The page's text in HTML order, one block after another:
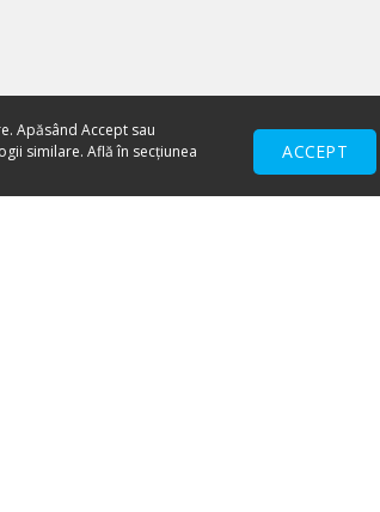
Apăsând Accept sau
similare. Află în secțiunea
ACCEPT